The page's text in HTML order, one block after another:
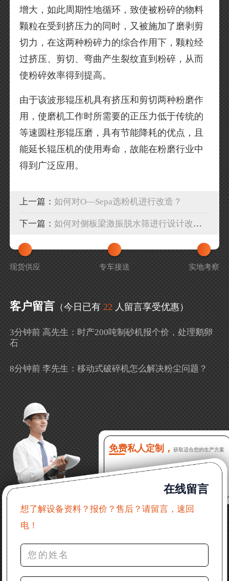
增大，如此周期性地循环，致使被粉碎的物料
颗粒在受到挤压力的同时，又被施加了磨剥剪
切力，在这两种粉碎力的综合作用下，颗粒经
过挤压、剪切、弯曲产生裂纹直到粉碎，从而
使粉碎效率得到提高。
由于该波形辊压机具有挤压和剪切两种粉磨作
用，使磨机工作时所需要的正压力低于传统的
等速圆柱形辊压磨，具有节能降耗的优点，且
能延长辊压机的使用寿命，故能在粉磨行业中
得到广泛应用。
上一篇：如何对O—Sepa选粉机进行改造？
下一篇：如何对侧板梁激振脱水筛进行设计改进？
现货供应 专车接送 实地考察
客户留言 （今日已有 22 人留言享受优惠）
3分钟前 高先生：时产200吨制砂机报个价，处理鹅卵
石
8分钟前 李先生：移动式破碎机怎么解决粉尘问题？
吗？
16分钟前 程先生：破碎生产线出个方案及报价，有什
么售后服务？
22分钟前 郑女士：想了解时产500吨锤破，加工石灰石
31分钟前 吴先生：成套石头破碎设备有吗？给个详细
产品资料
36分钟前 罗先生：每小时100吨左右的鄂破和反击破，
42分钟前 梁先生：膨润土磨到200目，用什么磨粉设
备？
免费私人定制， 获取适合您的生产方案
在线留言
想了解设备资料？报价？售后？请留言，速回
电！